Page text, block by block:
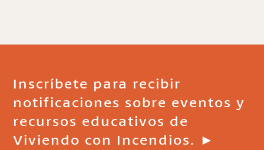
Inscríbete para recibir
notificaciones sobre eventos y
recursos educativos de
Viviendo con Incendios. ►